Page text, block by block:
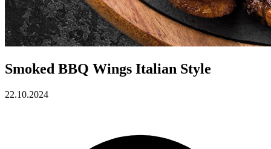
Smoked BBQ Wings Italian Style
22.10.2024